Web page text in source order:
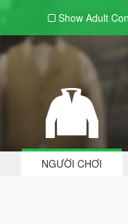
Show Adult
NGƯỜI CHƠI